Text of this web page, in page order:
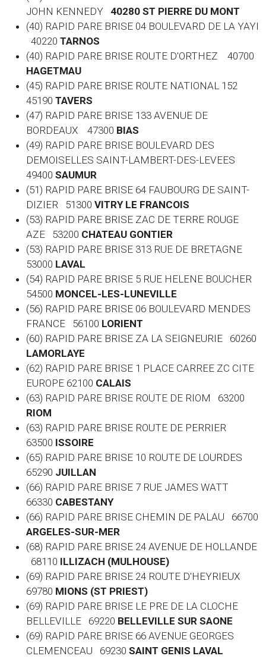
JOHN KENNEDY
40280 ST PIERRE DU MONT
(40) RAPID PARE BRISE 04 BOULEVARD DE LA YAYI
40220 TARNOS
(40) RAPID PARE BRISE ROUTE D'ORTHEZ 40700
HAGETMAU
(45) RAPID PARE BRISE ROUTE NATIONAL 152
45190 TAVERS
(47) RAPID PARE BRISE 133 AVENUE DE
BORDEAUX 47300 BIAS
(49) RAPID PARE BRISE BOULEVARD DES
DEMOISELLES SAINT-LAMBERT-DES-LEVEES
49400 SAUMUR
(51) RAPID PARE BRISE 64 FAUBOURG DE SAINT-
DIZIER 51300 VITRY LE FRANCOIS
(53) RAPID PARE BRISE ZAC DE TERRE ROUGE
AZE 53200 CHATEAU GONTIER
(53) RAPID PARE BRISE 313 RUE DE BRETAGNE
53000 LAVAL
(54) RAPID PARE BRISE 5 RUE HELENE BOUCHER
54500 MONCEL-LES-LUNEVILLE
(56) RAPID PARE BRISE 06 BOULEVARD MENDES
FRANCE 56100 LORIENT
(60) RAPID PARE BRISE ZA LA SEIGNEURIE 60260
LAMORLAYE
(62) RAPID PARE BRISE 1 PLACE CARREE ZC CITE
EUROPE 62100 CALAIS
(63) RAPID PARE BRISE ROUTE DE RIOM 63200
RIOM
(63) RAPID PARE BRISE ROUTE DE PERRIER
63500 ISSOIRE
(65) RAPID PARE BRISE 10 ROUTE DE LOURDES
65290 JUILLAN
(66) RAPID PARE BRISE 7 RUE JAMES WATT
66330 CABESTANY
(66) RAPID PARE BRISE CHEMIN DE PALAU 66700
ARGELES-SUR-MER
(68) RAPID PARE BRISE 24 AVENUE DE HOLLANDE
68110 ILLIZACH (MULHOUSE)
(69) RAPID PARE BRISE 24 ROUTE D'HEYRIEUX
69780 MIONS (ST PRIEST)
(69) RAPID PARE BRISE LE PRE DE LA CLOCHE
BELLEVILLE 69220 BELLEVILLE SUR SAONE
(69) RAPID PARE BRISE 66 AVENUE GEORGES
CLEMENCEAU 69230 SAINT GENIS LAVAL